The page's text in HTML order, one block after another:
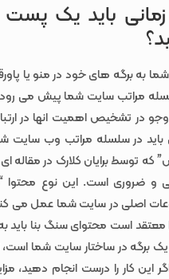
باید یک پست
به برگه های خود در منو یا
مراتب سایت شما پیش می رود،
در تشخیص اهمیت انها در
باید در سلسله مراتب وب سایت
و ضروری است. این نوع محتوا
معتقد است محتوای سنگ بنا باید
یک برگه در ساختار سایت شما
این کار را درست انجام دهید،